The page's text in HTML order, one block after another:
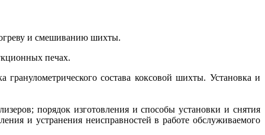
и смешиванию шихты.
печах.
состава коксовой шихты. Установка и
порядок изготовления и способы установки и снятия
и устранения неисправностей в работе обслуживаемого